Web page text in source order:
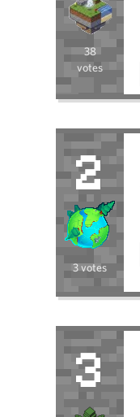
38
votes
2
3 votes
3